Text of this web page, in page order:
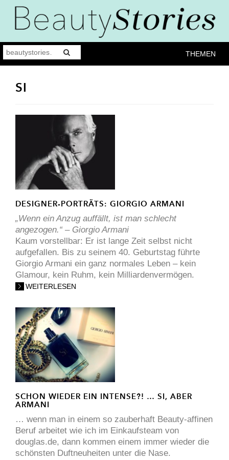
THEMEN
SI
DESIGNER-PORTRÄTS: GIORGIO ARMANI
„Wenn ein Anzug auffällt, ist man schlecht
angezogen.“ – Giorgio Armani
Kaum vorstellbar: Er ist lange Zeit selbst nicht
aufgefallen. Bis zu seinem 40. Geburtstag führte
Giorgio Armani ein ganz normales Leben – kein
Glamour, kein Ruhm, kein Milliardenvermögen.
WEITERLESEN
SCHON WIEDER EIN INTENSE?! … SI, ABER
ARMANI
… wenn man in einem so zauberhaft Beauty-affinen
Beruf arbeitet wie ich im Einkaufsteam von
douglas.de, dann kommen einem immer wieder die
schönsten Duftneuheiten unter die Nase.